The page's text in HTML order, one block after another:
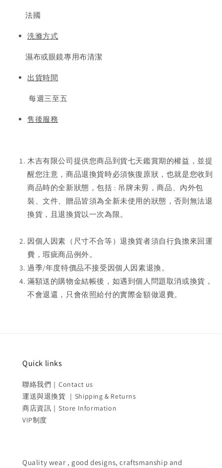
法國
洗滌方式
濕布或眼鏡專用布清潔
出貨時間
每週三至五
售後服務
木吉有限公司提供您商品到貨七天鑑賞期的權益，並提
醒您注意，商品退換貨時必須恢復原狀，也就是您收到
商品時的全新狀態，包括 : 吊牌未剪，商品、內外包
裝、文件、贈品皆須為全新未使用的狀態，否則無法退
換貨，且退換貨以一次為限。
因個人因素（尺寸不合等）退換貨者須自行負擔來回運
費，瑕疵商品例外。
過季/年度特價品不接受因個人因素退換。
滿額送的購物金結帳後，如遇到個人問題取消或換貨，
不會退還，只會依照給付的實際金額做退費。
Quick links
聯絡我們｜Contact us
運送與退換貨 ｜Shipping & Returns
商店資訊｜Store Information
VIP制度
Quality wear , good designs, craftsmanship and